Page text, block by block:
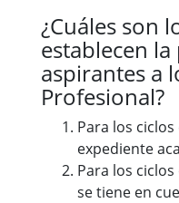
¿Cuáles son
establecen
aspirantes a
Profesional?
Para los
expediente
Para los
se tiene en